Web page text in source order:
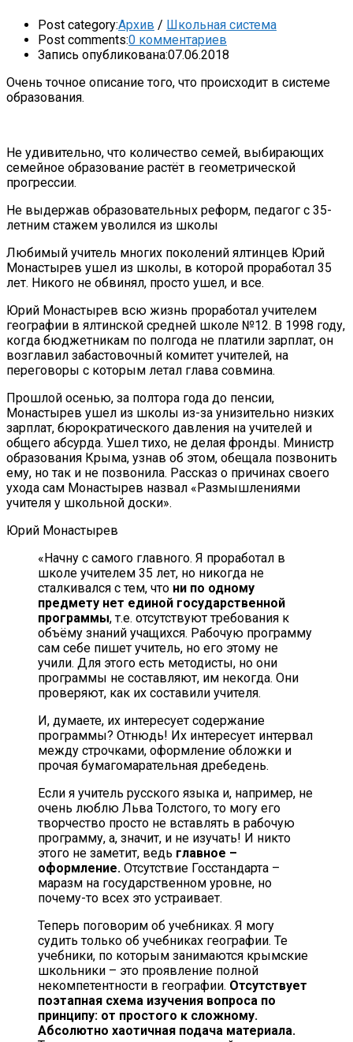
Post category:Архив / Школьная система
Post comments:0 комментариев
Запись опубликована:07.06.2018
Очень точное описание того, что происходит в системе
образования.
Не удивительно, что количество семей, выбирающих
семейное образование растёт в геометрической
прогрессии.
Не выдержав образовательных реформ, педагог с 35-
летним стажем уволился из школы
Любимый учитель многих поколений ялтинцев Юрий
Монастырев ушел из школы, в которой проработал 35
лет. Никого не обвинял, просто ушел, и все.
Юрий Монастырев всю жизнь проработал учителем
географии в ялтинской средней школе №12. В 1998 году,
когда бюджетникам по полгода не платили зарплат, он
возглавил забастовочный комитет учителей, на
переговоры с которым летал глава совмина.
Прошлой осенью, за полтора года до пенсии,
Монастырев ушел из школы из-за унизительно низких
зарплат, бюрократического давления на учителей и
общего абсурда. Ушел тихо, не делая фронды. Министр
образования Крыма, узнав об этом, обещала позвонить
ему, но так и не позвонила. Рассказ о причинах своего
ухода сам Монастырев назвал «Размышлениями
учителя у школьной доски».
Юрий Монастырев
«Начну с самого главного. Я проработал в
школе учителем 35 лет, но никогда не
сталкивался с тем, что ни по одному
предмету нет единой государственной
программы, т.е. отсутствуют требования к
объёму знаний учащихся. Рабочую программу
сам себе пишет учитель, но его этому не
учили. Для этого есть методисты, но они
программы не составляют, им некогда. Они
проверяют, как их составили учителя.
И, думаете, их интересует содержание
программы? Отнюдь! Их интересует интервал
между строчками, оформление обложки и
прочая бумагомарательная дребедень.
Если я учитель русского языка и, например, не
очень люблю Льва Толстого, то могу его
творчество просто не вставлять в рабочую
программу, а, значит, и не изучать! И никто
этого не заметит, ведь главное –
оформление. Отсутствие Госстандарта –
маразм на государственном уровне, но
почему-то всех это устраивает.
Теперь поговорим об учебниках. Я могу
судить только об учебниках географии. Те
учебники, по которым занимаются крымские
школьники – это проявление полной
некомпетентности в географии. Отсутствует
поэтапная схема изучения вопроса по
принципу: от простого к сложному.
Абсолютно хаотичная подача материала.